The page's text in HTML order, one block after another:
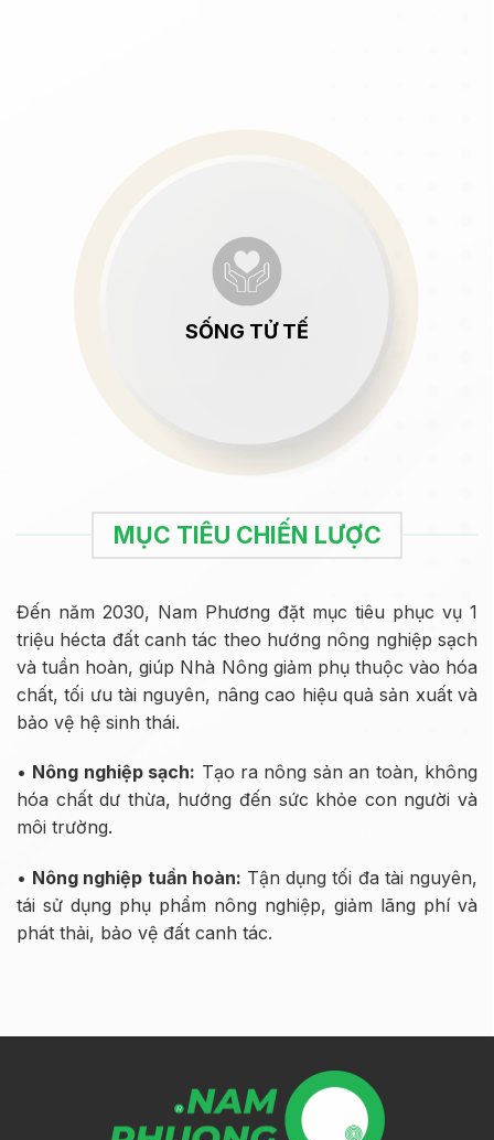
SỐNG TỬ TẾ
MỤC TIÊU CHIẾN LƯỢC
Đến năm 2030, Nam Phương đặt mục tiêu phục vụ 1
triệu hécta đất canh tác theo hướng nông nghiệp sạch
và tuần hoàn, giúp Nhà Nông giảm phụ thuộc vào hóa
chất, tối ưu tài nguyên, nâng cao hiệu quả sản xuất và
bảo vệ hệ sinh thái.
• Nông nghiệp sạch: Tạo ra nông sản an toàn, không
hóa chất dư thừa, hướng đến sức khỏe con người và
môi trường.
• Nông nghiệp tuần hoàn: Tận dụng tối đa tài nguyên,
tái sử dụng phụ phẩm nông nghiệp, giảm lãng phí và
phát thải, bảo vệ đất canh tác.